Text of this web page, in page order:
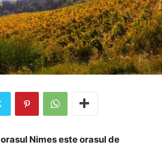
orasul Nimes este orasul de